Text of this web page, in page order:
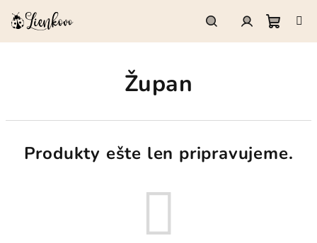
HľadaťPrihlásenie
Župan
Produkty ešte len pripravujeme.